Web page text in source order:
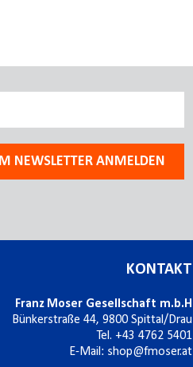
NEWSLETTER ANMELDEN
KONTAKT
Franz Moser Gesellschaft m.b.H
Bünkerstraße 44, 9800 Spittal/Drau
Tel. +43 4762 5401
E-Mail: shop@fmoser.at